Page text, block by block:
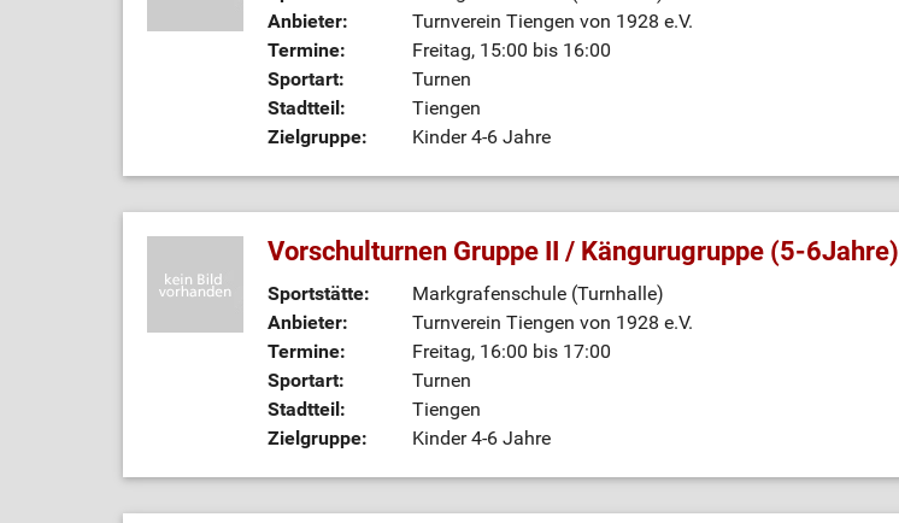
Anbieter:
Turnverein Tiengen von 1928 e.V.
Termine:
Freitag, 15:00 bis 16:00
Sportart:
Turnen
Stadtteil:
Tiengen
Zielgruppe:
Kinder 4-6 Jahre
Vorschulturnen Gruppe II / Kängurugruppe (5-6Jahre)
Sportstätte:
Markgrafenschule (Turnhalle)
Anbieter:
Turnverein Tiengen von 1928 e.V.
Termine:
Freitag, 16:00 bis 17:00
Sportart:
Turnen
Stadtteil:
Tiengen
Zielgruppe:
Kinder 4-6 Jahre